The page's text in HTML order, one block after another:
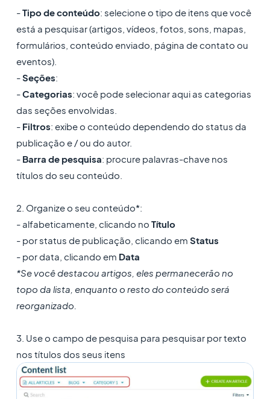
-Tipo de conteúdo: selecione o tipo de itens que você
está a pesquisar (artigos, vídeos, fotos, sons, mapas,
formulários, conteúdo enviado, página de contato ou
eventos).
-Seções:
-Categorias: você pode selecionar aqui as categorias
das seções envolvidas.
- Filtros: exibe o conteúdo dependendo do status da
publicação e / ou do autor.
- Barra de pesquisa: procure palavras-chave nos
títulos do seu conteúdo.
2. Organize o seu conteúdo*:
- alfabeticamente, clicando no Título
- por status de publicação, clicando em Status
- por data, clicando em Data
*Se você destacou artigos, eles permanecerão no
topo da lista, enquanto o resto do conteúdo será
reorganizado.
3. Use o campo de pesquisa para pesquisar por texto
nos títulos dos seus itens